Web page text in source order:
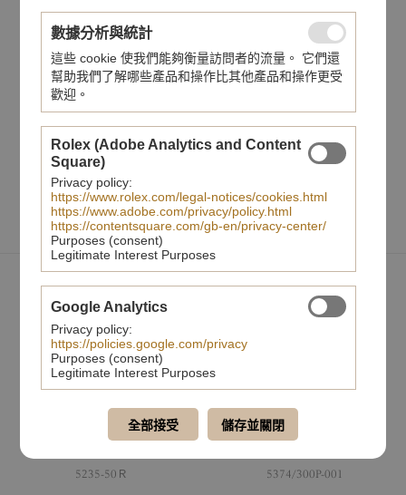
百達翡麗印記
分享至
您可能也會喜歡
5235-50Ｒ 5374/300P-001
數據分析與統計
這些 cookie 使我們能夠衡量訪問者的流量。 它們還
幫助我們了解哪些產品和操作比其他產品和操作更受
歡迎。
Rolex (Adobe Analytics and Content
Square)
Privacy policy:
https://www.rolex.com/legal-notices/cookies.html
https://www.adobe.com/privacy/policy.html
https://contentsquare.com/gb-en/privacy-center/
Purposes (consent)
Legitimate Interest Purposes
Google Analytics
Privacy policy:
https://policies.google.com/privacy
Purposes (consent)
Legitimate Interest Purposes
全部接受 儲存並關閉